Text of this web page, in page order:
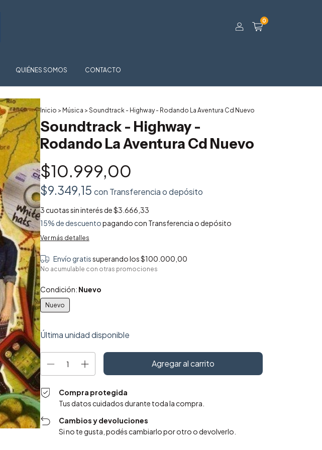
0
QUIÉNES SOMOS CONTACTO
Inicio > Música > Soundtrack - Highway - Rodando La Aventura Cd Nuevo
Soundtrack - Highway -
Rodando La Aventura Cd Nuevo
$10.999,00
$9.349,15 con Transferencia o depósito
3cuotas sin interés de$3.666,33
15% de descuentopagando con Transferencia o depósito
Ver más detalles
Envío gratissuperando los$100.000,00
No acumulable con otras promociones
Condición: Nuevo
Nuevo
Última unidad disponible
Compra protegida
Tus datos cuidados durante toda la compra.
Cambios y devoluciones
Si no te gusta, podés cambiarlo por otro o devolverlo.